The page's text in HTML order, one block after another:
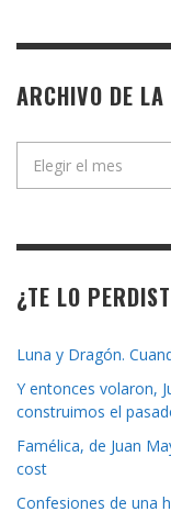
ARCHIVO DE
¿TE LO
Luna y Dragón.
Y entonces volaron,
construimos el
Famélica, de Juan
cost
Confesiones de una